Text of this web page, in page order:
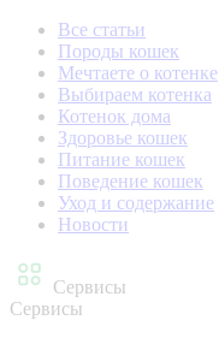
Все статьи
Породы кошек
Мечтаете о котенке
Выбираем котенка
Котенок дома
Здоровье кошек
Питание кошек
Поведение кошек
Уход и содержание
Новости
Сервисы
Сервисы